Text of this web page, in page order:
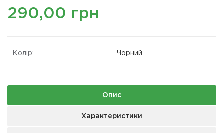
290,00 грн
Колір: Чорний
Опис
Характеристики